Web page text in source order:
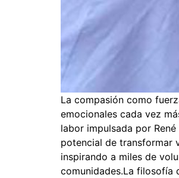
La compasión como
emocionales cada vez
labor impulsada por
potencial de transformar
inspirando a miles de
comunidades.La filosofía